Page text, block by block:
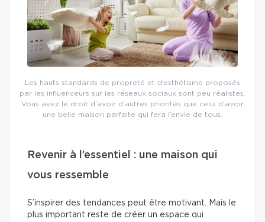
Les hauts standards de propreté et d’esthétisme proposés
par les influenceurs sur les réseaux sociaux sont peu réalistes.
Vous avez le droit d’avoir d’autres priorités que celui d’avoir
une belle maison parfaite qui fera l’envie de tous.
Revenir à l’essentiel : une maison qui
vous ressemble
S’inspirer des tendances peut être motivant. Mais le
plus important reste de créer un espace qui